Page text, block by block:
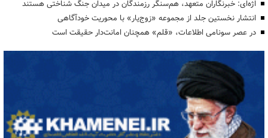
اژه‌ای: خبرنگاران متعهد، هم‌سنگر رزمندگان در میدان جنگ شناختی هستند
انتشار نخستین جلد از مجموعه «زوج‌یار» با محوریت خودآگاهی
در عصر سونامی اطلاعات، «قلم» همچنان امانت‌دار حقیقت است